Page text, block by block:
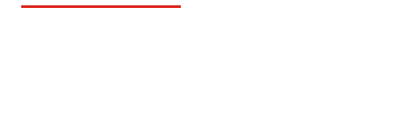
ASA